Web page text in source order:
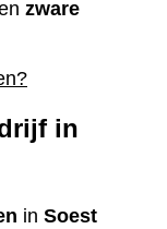
zware
in
in Soest